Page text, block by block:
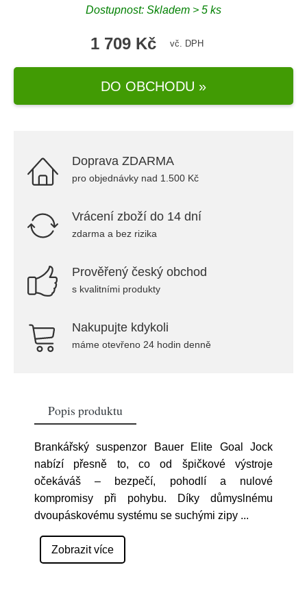
Dostupnost: Skladem > 5 ks
1 709 Kč vč. DPH
DO OBCHODU »
Doprava ZDARMA
pro objednávky nad 1.500 Kč
Vrácení zboží do 14 dní
zdarma a bez rizika
Prověřený český obchod
s kvalitními produkty
Nakupujte kdykoli
máme otevřeno 24 hodin denně
Popis produktu
Brankářský suspenzor Bauer Elite Goal Jock
nabízí přesně to, co od špičkové výstroje
očekáváš – bezpečí, pohodlí a nulové
kompromisy při pohybu. Díky důmyslnému
dvoupáskovému systému se suchými zipy ...
Zobrazit více